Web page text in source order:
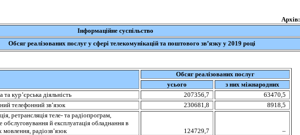
Архів:
Інформаційне суспільство
Обсяг реалізованих послуг у сфері телекомунікацій та поштового зв’язку у 2019 році
Обсяг реалізованих послуг
усього
з них міжнародних
кур’єрська діяльність
207356,7
63470,5
телефонний зв’язок
230681,8
8918,5
ретрансляція теле- та радіопрограм,
обслуговування й експлуатація обладнання в
радіозв’язок
124729,7
–